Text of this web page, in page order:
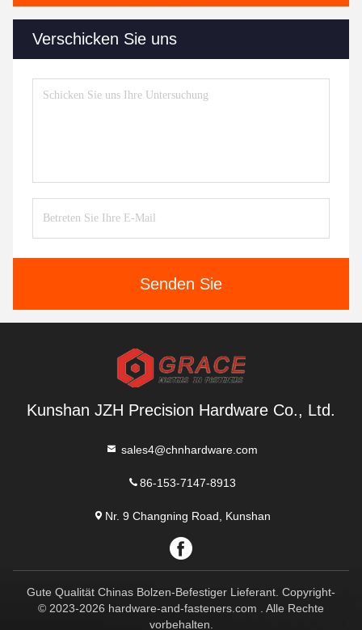
Verschicken Sie uns
Senden Sie
Kunshan JZH Precision Hardware Co., Ltd.
sales4@chnhardware.com
86-153-7147-8913
Nr. 9 Changning Road, Kunshan
Gute Qualität Chinas Bolzen-Befestiger Lieferant. Copyright-
© 2023-2026 hardware-and-fasteners.com . Alle Rechte
vorbehalten.